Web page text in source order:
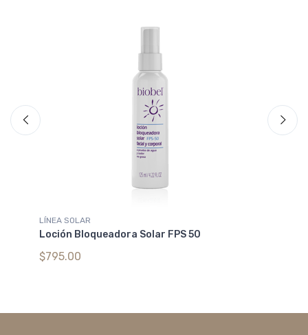
LÍNEA SOLAR
Loción Bloqueadora Solar FPS 50
$795.00